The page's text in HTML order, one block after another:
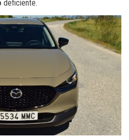
deficiente.